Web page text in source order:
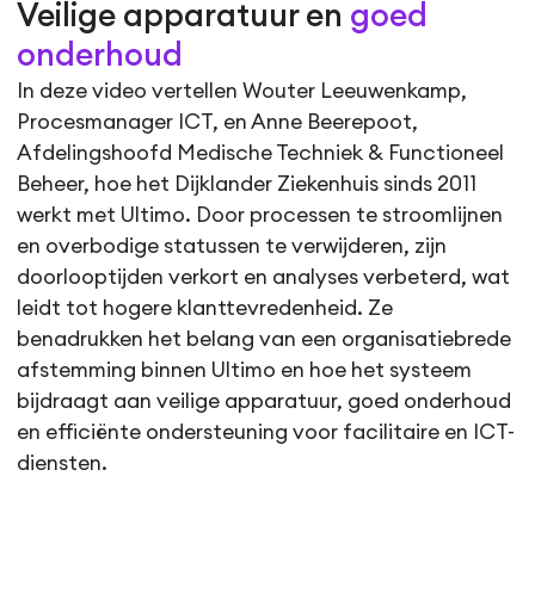
Veilige apparatuur en goed
onderhoud
In deze video vertellen Wouter Leeuwenkamp,
Procesmanager ICT, en Anne Beerepoot,
Afdelingshoofd Medische Techniek & Functioneel
Beheer, hoe het Dijklander Ziekenhuis sinds 2011
werkt met Ultimo. Door processen te stroomlijnen
en overbodige statussen te verwijderen, zijn
doorlooptijden verkort en analyses verbeterd, wat
leidt tot hogere klanttevredenheid. Ze
benadrukken het belang van een organisatiebrede
afstemming binnen Ultimo en hoe het systeem
bijdraagt aan veilige apparatuur, goed onderhoud
en efficiënte ondersteuning voor facilitaire en ICT-
diensten.